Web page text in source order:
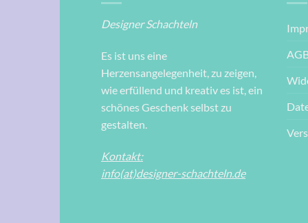
Designer Schachteln
Es ist uns eine
Herzensangelegenheit, zu zeigen,
wie erfüllend und kreativ es ist, ein
schönes Geschenk selbst zu
gestalten.
Kontakt:
info(at)designer-schachteln.de